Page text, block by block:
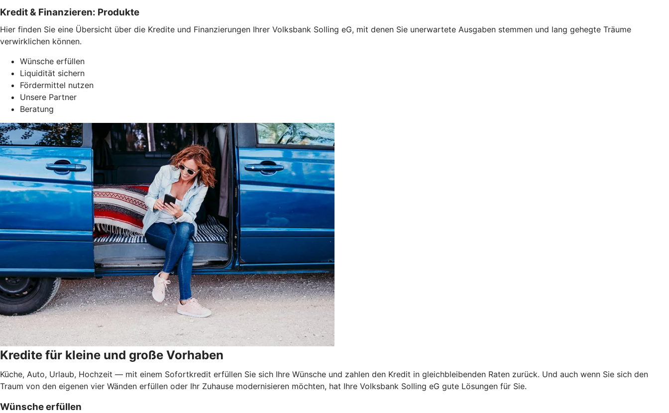
Kredit & Finanzieren: Produkte
Hier finden Sie eine Übersicht über die Kredite und Finanzierungen Ihrer Volksbank Solling eG, mit denen Sie unerwartete Ausgaben stemmen und lang gehegte Träume
verwirklichen können.
Wünsche erfüllen
Liquidität sichern
Fördermittel nutzen
Unsere Partner
Beratung
Kredite für kleine und große Vorhaben
Küche, Auto, Urlaub, Hochzeit — mit einem Sofortkredit erfüllen Sie sich Ihre Wünsche und zahlen den Kredit in gleichbleibenden Raten zurück. Und auch wenn Sie sich den
Traum von den eigenen vier Wänden erfüllen oder Ihr Zuhause modernisieren möchten, hat Ihre Volksbank Solling eG gute Lösungen für Sie.
Wünsche erfüllen